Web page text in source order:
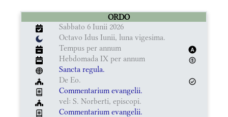
ORDO
Sabbato 6 Iunii 2026
Octavo Idus Iunii, luna vigesima.
Tempus per annum
Hebdomada IX per annum
Sancta regula.
De Eo.
Commentarium evangelii.
vel: S. Norberti, episcopi.
Commentarium evangelii.